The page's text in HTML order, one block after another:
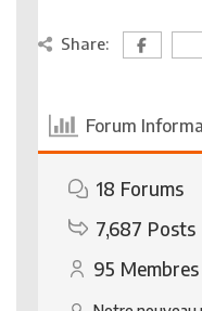
Share:
Forum
18 Forums
7,687 Posts
95 Membres